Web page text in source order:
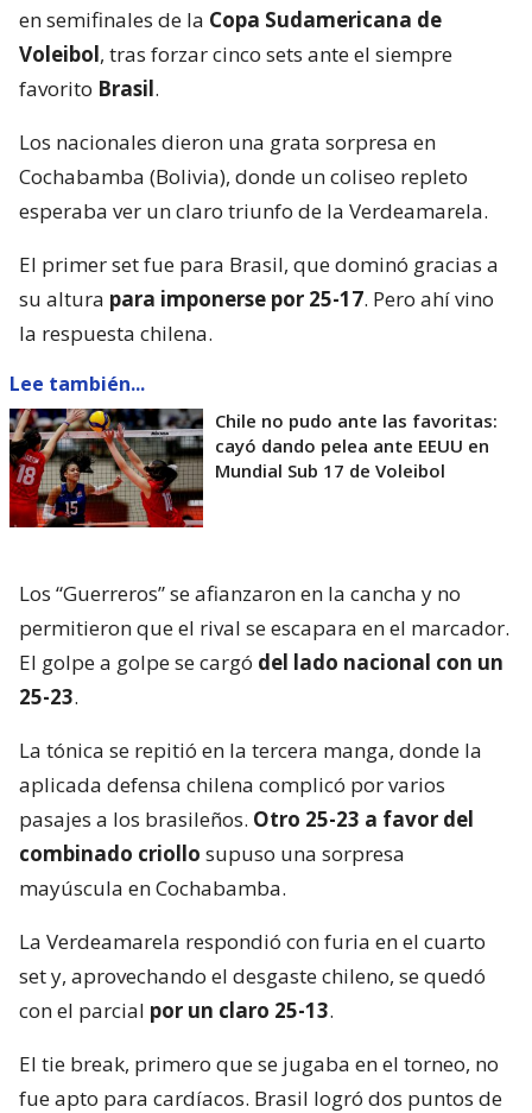
en semifinales de la Copa Sudamericana de
Voleibol, tras forzar cinco sets ante el siempre
favorito Brasil.
Los nacionales dieron una grata sorpresa en
Cochabamba (Bolivia), donde un coliseo repleto
esperaba ver un claro triunfo de la Verdeamarela.
El primer set fue para Brasil, que dominó gracias a
su altura para imponerse por 25-17. Pero ahí vino
la respuesta chilena.
Lee también...
Chile no pudo ante las favoritas:
cayó dando pelea ante EEUU en
Mundial Sub 17 de Voleibol
Los “Guerreros” se afianzaron en la cancha y no
permitieron que el rival se escapara en el marcador.
El golpe a golpe se cargó del lado nacional con un
25-23.
La tónica se repitió en la tercera manga, donde la
aplicada defensa chilena complicó por varios
pasajes a los brasileños. Otro 25-23 a favor del
combinado criollo supuso una sorpresa
mayúscula en Cochabamba.
La Verdeamarela respondió con furia en el cuarto
set y, aprovechando el desgaste chileno, se quedó
con el parcial por un claro 25-13.
El tie break, primero que se jugaba en el torneo, no
fue apto para cardíacos. Brasil logró dos puntos de